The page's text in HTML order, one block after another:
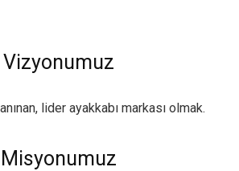
Vizyonumuz
lider ayakkabı markası olmak.
Misyonumuz